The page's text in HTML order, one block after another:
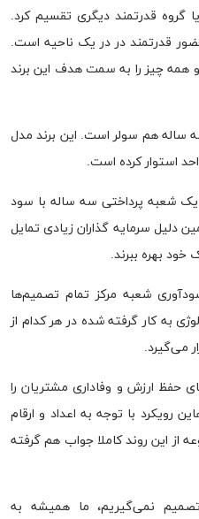
گروه قدرتمند دیگری تقسیم کرد.
قدرتمند در در یک ناحیه است.
و همه چیز را به سمت هدف این برند
ساله هم سولر است. این برند مدل
استوار کرده است.
یک شعبه پرداختی سه ساله با سود
دلیل سرمایه گذاران زیادی تمایل
خود بهره ببرند.
شعبه مرکز تمام تصمیم‌ها
به کار گرفته شده در هر کدام از
می‌گیرد.
حفظ ارزش و وفاداری مشتریان را
رویکرد با توجه به اعداد و ارقام
این روند کاملا جواب هم گرفته
نمی‌گیریم، ما همیشه به